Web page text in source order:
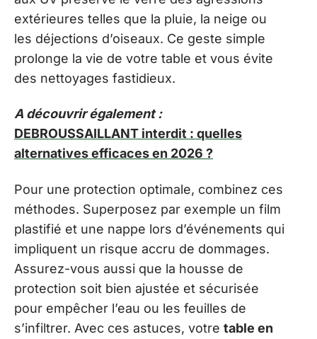
extérieures telles que la pluie, la neige ou
les déjections d’oiseaux. Ce geste simple
prolonge la vie de votre table et vous évite
des nettoyages fastidieux.
A découvrir également :
DEBROUSSAILLANT interdit : quelles
alternatives efficaces en 2026 ?
Pour une protection optimale, combinez ces
méthodes. Superposez par exemple un film
plastifié et une nappe lors d’événements qui
impliquent un risque accru de dommages.
Assurez-vous aussi que la housse de
protection soit bien ajustée et sécurisée
pour empêcher l’eau ou les feuilles de
s’infiltrer. Avec ces astuces, votre table en